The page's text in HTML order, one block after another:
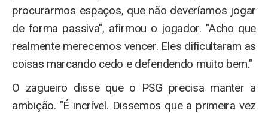
procurarmos espaços, que não deveríamos jogar
de forma passiva", afirmou o jogador. "Acho que
realmente merecemos vencer. Eles dificultaram as
coisas marcando cedo e defendendo muito bem."
O zagueiro disse que o PSG precisa manter a
ambição. "É incrível. Dissemos que a primeira vez